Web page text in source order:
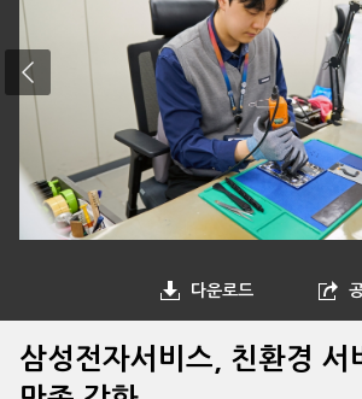
다운로드
삼성전자서비스, 친환경 서